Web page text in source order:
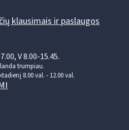
klausimais ir paslaugos
V 8.00-15.45.
trumpiau.
8.00 val. - 12.00 val.